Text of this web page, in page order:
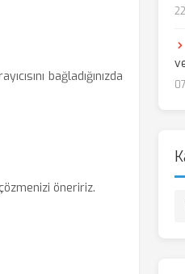
bağladığınızda
öneririz.